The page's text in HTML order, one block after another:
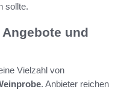
sollte.
und
Vielzahl von
. Anbieter reichen